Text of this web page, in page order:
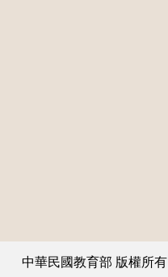
中華民國教育部 版權所有